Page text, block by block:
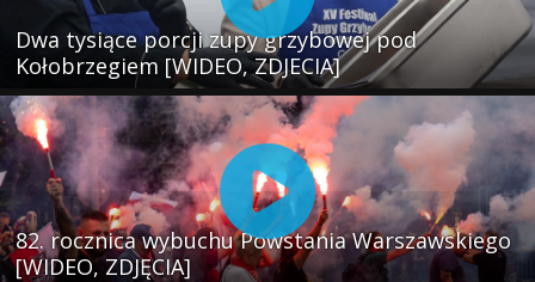
Dwa tysiące porcji zupy grzybowej pod
Kołobrzegiem [WIDEO, ZDJECIA]
82. rocznica wybuchu Powstania Warszawskiego
[WIDEO, ZDJĘCIA]